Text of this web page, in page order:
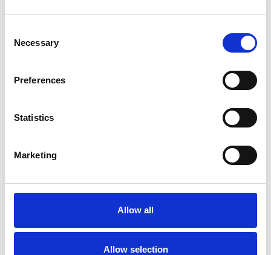
Selection
Necessary
Preferences
Statistics
Marketing
Allow all
Allow selection
4. Dampfpolieren: höchste Klarheit
für filigrane Details